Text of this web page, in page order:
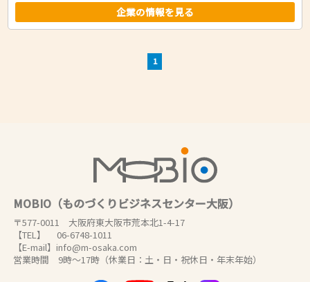
企業の情報を見る
1
MOBIO（ものづくりビジネスセンター大阪）
〒577-0011 大阪府東大阪市荒本北1-4-17
【TEL】 06-6748-1011
【E-mail】info@m-osaka.com
営業時間 9時～17時（休業日：土・日・祝休日・年末年始）